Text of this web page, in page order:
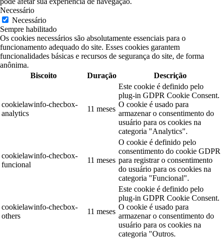
Necessário
Necessário
Sempre habilitado
Os cookies necessários são absolutamente essenciais para o
funcionamento adequado do site. Esses cookies garantem
funcionalidades básicas e recursos de segurança do site, de forma
anônima.
Biscoito
Duração Descrição
cookielawinfo-checbox-
analytics
11 meses
Este cookie é definido pelo
plug-in GDPR Cookie Consent.
O cookie é usado para
armazenar o consentimento do
usuário para os cookies na
categoria "Analytics".
cookielawinfo-checbox-
funcional
11 meses
O cookie é definido pelo
consentimento do cookie GDPR
para registrar o consentimento
do usuário para os cookies na
categoria "Funcional".
cookielawinfo-checbox-
others
11 meses
Este cookie é definido pelo
plug-in GDPR Cookie Consent.
O cookie é usado para
armazenar o consentimento do
usuário para os cookies na
categoria "Outros.